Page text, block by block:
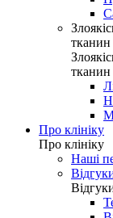
тканин
тканин
Про клініку
Про клініку
Наші